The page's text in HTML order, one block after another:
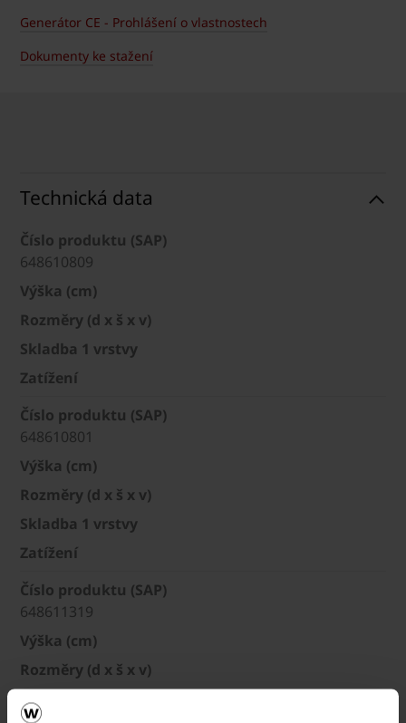
Generátor CE - Prohlášení o vlastnostech
Dokumenty ke stažení
Technická data
Číslo produktu (SAP)
648610809
Výška (cm)
Rozměry (d x š x v)
Skladba 1 vrstvy
Zatížení
Číslo produktu (SAP)
648610801
Výška (cm)
Rozměry (d x š x v)
Skladba 1 vrstvy
Zatížení
Číslo produktu (SAP)
648611319
Výška (cm)
Rozměry (d x š x v)
Skladba 1 vrstvy